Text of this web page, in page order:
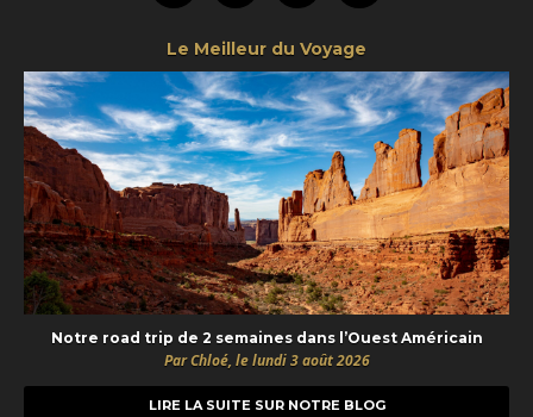
Le Meilleur du Voyage
Notre road trip de 2 semaines dans l’Ouest Américain
Par Chloé, le lundi 3 août 2026
LIRE LA SUITE SUR NOTRE BLOG